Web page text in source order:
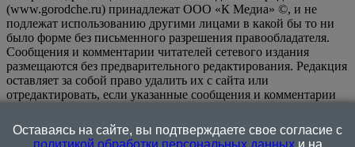
(www.gorodche.ru) принадлежат ООО «К Медиа» ©, и не
подлежат использованию другими лицами в какой бы то ни
было форме без письменного разрешения правообладателя.
Сообщения и комментарии читателей сетевого издания
размещаются без предварительного редактирования. Редакция
оставляет за собой право удалить их с сайта или
отредактировать, если указанные сообщения и комментарии
или нарушением иных требований закона.
информационном ресурсе применяются рекомендательные
Оставаясь на сайте, вы подтверждаете свое согласие с
политикой обработки персональных данныхи на